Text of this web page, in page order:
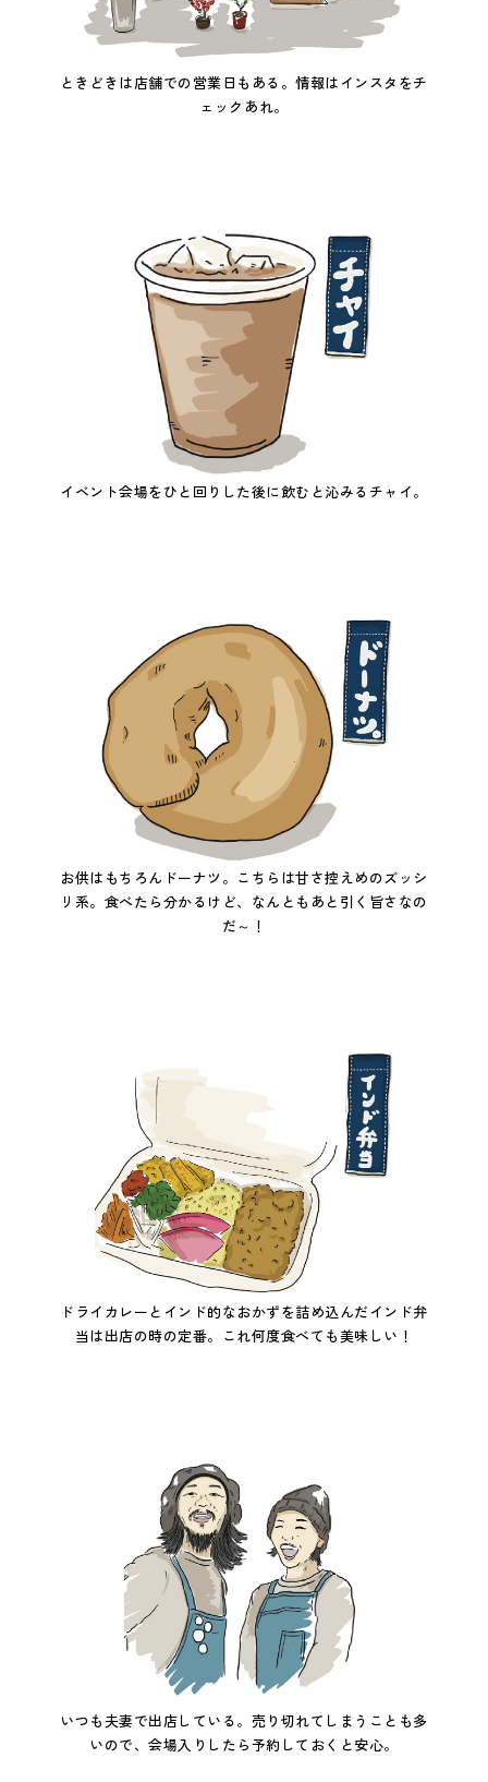
ときどきは店舗での営業日もある。情報はインスタをチ
ェックあれ。
イベント会場をひと回りした後に飲むと沁みるチャイ。
お供はもちろんドーナツ。こちらは甘さ控えめのズッシ
リ系。食べたら分かるけど、なんともあと引く旨さなの
だ～！
ドライカレーとインド的なおかずを詰め込んだインド弁
当は出店の時の定番。これ何度食べても美味しい！
いつも夫妻で出店している。売り切れてしまうことも多
いので、会場入りしたら予約しておくと安心。